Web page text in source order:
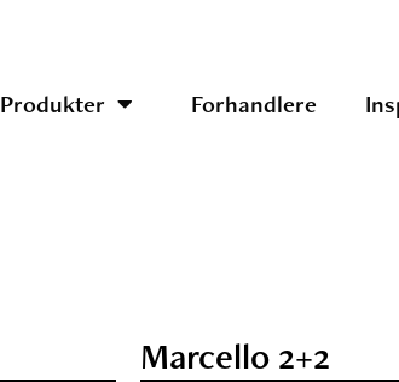
Produkter Forhandlere
Marcello 2+2